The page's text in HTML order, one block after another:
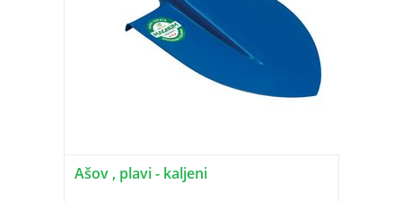
Ašov , plavi - kaljeni